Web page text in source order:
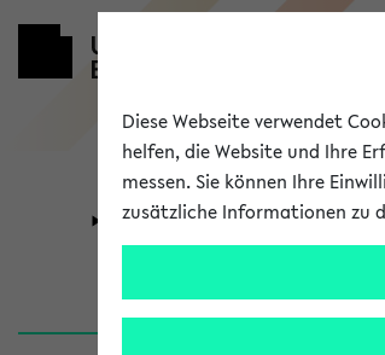
Universität
Diese Webseite verwendet
helfen, die Website und Ihre
messen. Sie können Ihre
zusätzliche Informationen zu